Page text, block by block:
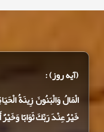
(آیه روز) :
الْمَالُ وَالْبَنُونَ زِينَةُ
خَيْرٌ عِنْدَ رَبِّكَ ثَوَابًا وَخَيْرٌ